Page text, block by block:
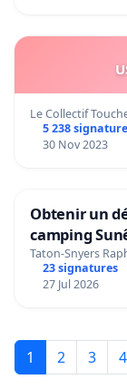
Le Collectif
5 238
30 Nov 2023
Obtenir un
camping
Taton-Snyers
23 signatures
27 Jul 2026
1 2 3 4